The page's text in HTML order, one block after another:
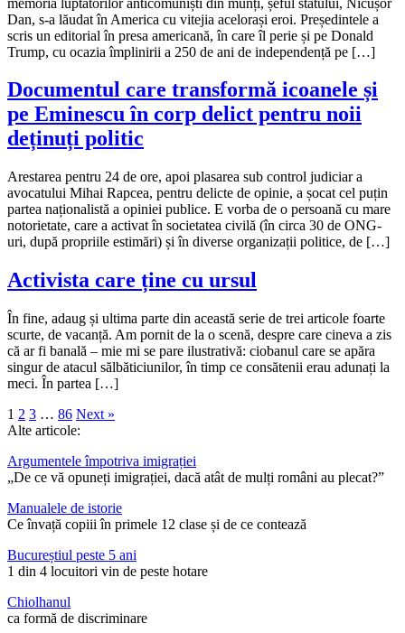
Dan, s-a lăudat în America cu vitejia acelorași eroi. Președintele a
scris un editorial în presa americană, în care îl perie și pe Donald
Trump, cu ocazia împlinirii a 250 de ani de independență pe […]
Documentul care transformă icoanele și
pe Eminescu în corp delict pentru noii
deținuți politic
Arestarea pentru 24 de ore, apoi plasarea sub control judiciar a
avocatului Mihai Rapcea, pentru delicte de opinie, a șocat cel puțin
partea naționalistă a opiniei publice. E vorba de o persoană cu mare
notorietate, care a activat în societatea civilă (în circa 30 de ONG-
uri, după propriile estimări) și în diverse organizații politice, de […]
Activista care ține cu ursul
În fine, adaug și ultima parte din această serie de trei articole foarte
scurte, de vacanță. Am pornit de la o scenă, despre care cineva a zis
că ar fi banală – mie mi se pare ilustrativă: ciobanul care se apăra
singur de atacul sălbăticiunilor, în timp ce consătenii erau adunați la
meci. În partea […]
1 2 3 … 86 Next »
Alte articole:
Argumentele împotriva imigrației
„De ce vă opuneți imigrației, dacă atât de mulți români au plecat?”
Manualele de istorie
Ce învață copiii în primele 12 clase și de ce contează
Bucureștiul peste 5 ani
1 din 4 locuitori vin de peste hotare
Chiolhanul
ca formă de discriminare